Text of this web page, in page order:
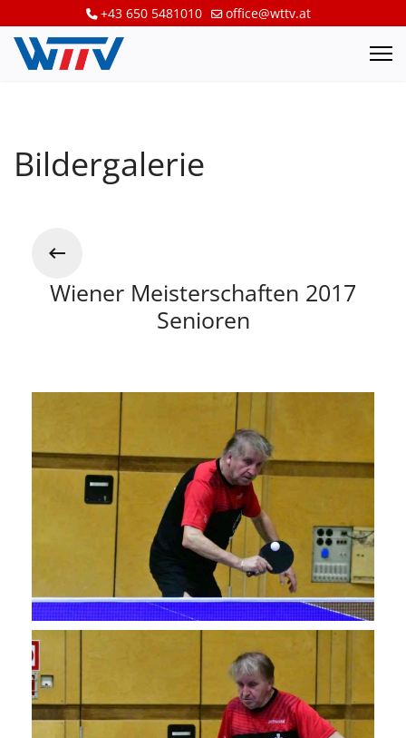
+43 650 5481010 office@wttv.at
Bildergalerie
Wiener Meisterschaften 2017
Senioren